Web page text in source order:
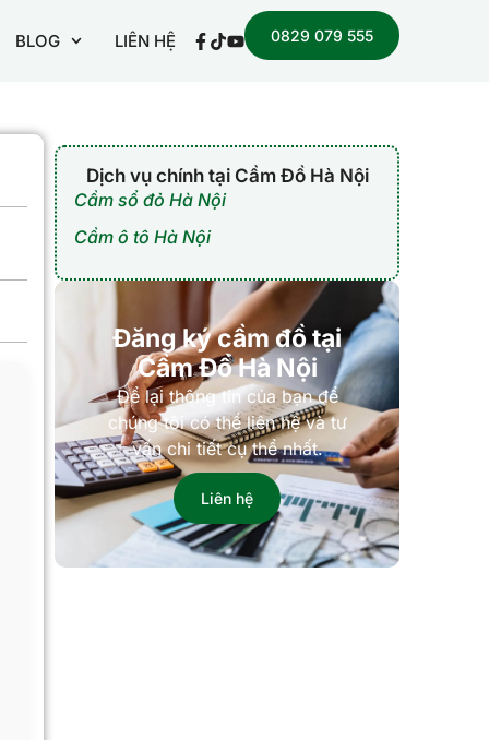
BLOG LIÊN HỆ 0829 079 555
Dịch vụ chính tại Cầm Đồ Hà Nội
Cầm sổ đỏ Hà Nội
Cầm ô tô Hà Nội
Đăng ký cầm đồ tại
Cầm Đồ Hà Nội
Để lại thông tin của bạn để
chúng tôi có thể liên hệ và tư
vấn chi tiết cụ thể nhất.
Liên hệ